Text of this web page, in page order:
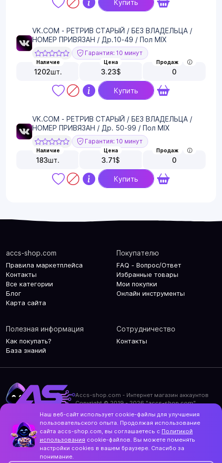
Купить
VK.COM - РЕТРИВ СТАРЫЙ / БЕЗ ВЛАДЕЛЬЦА /
НОМЕР ПРИВЯЗАН / Др.10-49 / Пол MIX
Гарантия: 10 минут
Наличие
1202шт.
Цена
3.23$
Продаж
0
Купить
VK.COM - РЕТРИВ СТАРЫЙ / БЕЗ ВЛАДЕЛЬЦА /
НОМЕР ПРИВЯЗАН / Др. 50-99 / Пол MIX
Гарантия: 10 минут
Наличие
183шт.
Цена
3.71$
Продаж
0
Купить
accs-shop.com
Правила маркетплейса
Контакты
Все категории
Блог
Карта сайта
Покупателю
FAQ - Вопрос/Ответ
Избранные товары
Мои покупки
Онлайн инструменты
Полезная информация
Как покупать?
База знаний
Сотрудничество
Контакты
Accs-shop.com - Интернет магазин аккаунтов
Copyright © 2019 - 2026 "accs-shop.com"
Политика использования cookie-файлов
Контакты и актуальный адрес сайта
Structo
Дизайн и разработка
Наш веб-сайт использует cookie-файлы для улучшения
пользовательского опыта. Продолжая использование
сайта accs-shop.com, вы соглашаетесь с Политикой
использования cookie-файлов. Вы можете поменять
настройки cookies в вашем браузере. Спасибо за
понимание.